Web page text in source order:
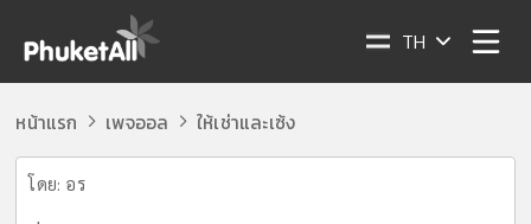
TH
หน้าแรก เพจออล ให้เช่าและเซ้ง
โดย: อร